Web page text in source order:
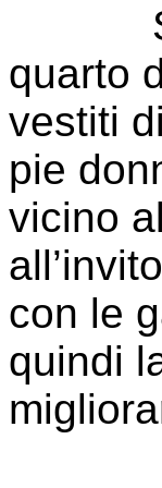
Son
quarto
vestiti
pie
vicino
con le
quindi